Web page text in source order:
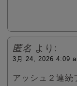
匿名 より:
3月 24, 2026 4:09
アッシュ２連続